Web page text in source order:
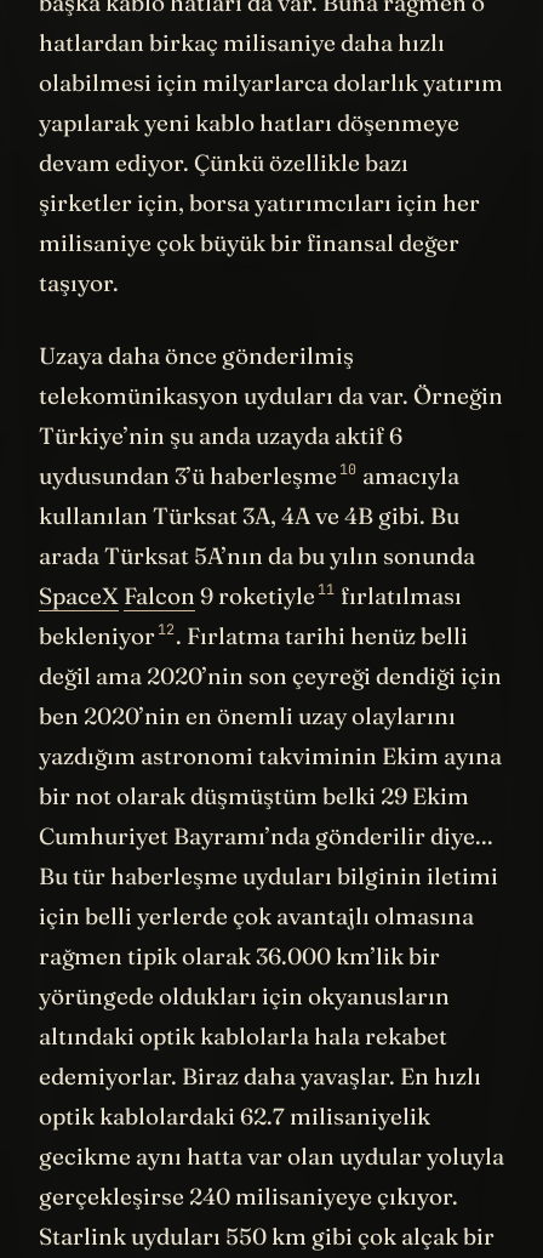
başka kablo hatları da var. Buna rağmen o
hatlardan birkaç milisaniye daha hızlı
olabilmesi için milyarlarca dolarlık yatırım
yapılarak yeni kablo hatları döşenmeye
devam ediyor. Çünkü özellikle bazı
şirketler için, borsa yatırımcıları için her
milisaniye çok büyük bir finansal değer
Uzaya daha önce gönderilmiş
telekomünikasyon uyduları da var. Örneğin
Türkiye’nin şu anda uzaydaaktif 6
uydusundan 3’ü haberleşme
10amacıyla
kullanılan Türksat 3A, 4A ve 4B gibi. Bu
arada Türksat 5A’nın da bu yılın sonunda
SpaceX Falcon9 roketiyle11 fırlatılması
bekleniyor12. Fırlatma tarihi henüz belli
değil ama 2020’nin son çeyreği dendiği için
ben 2020’nin en önemli uzay olaylarını
yazdığım astronomi takviminin Ekim ayına
bir not olarak düşmüştüm belki 29 Ekim
Cumhuriyet Bayramı’nda gönderilir diye...
Bu tür haberleşme uyduları bilginin iletimi
için belli yerlerde çok avantajlı olmasına
rağmen tipik olarak 36.000 km’lik bir
yörüngede oldukları için okyanusların
altındaki optik kablolarla hala rekabet
edemiyorlar. Biraz daha yavaşlar. En hızlı
optik kablolardaki 62.7 milisaniyelik
gecikme aynı hatta var olan uydular yoluyla
gerçekleşirse 240 milisaniyeye çıkıyor.